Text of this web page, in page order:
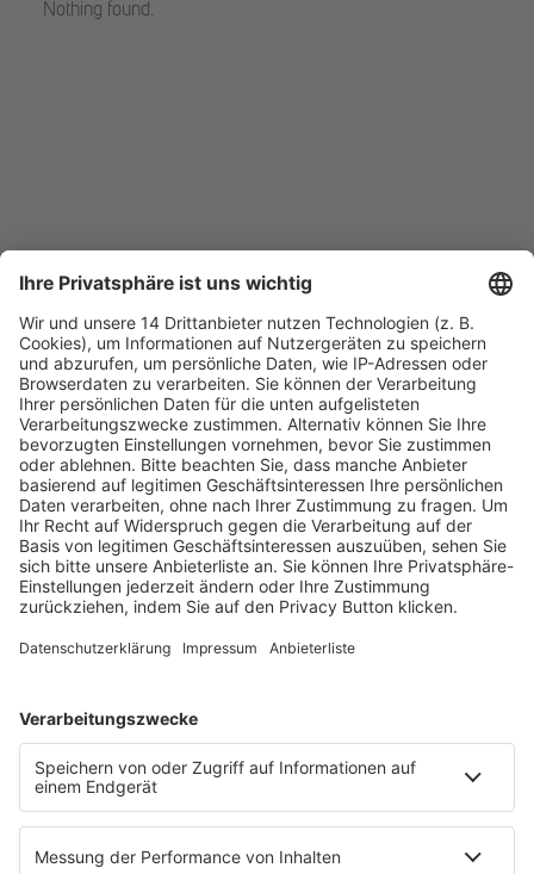
Nothing found.
Fachmedien Recht und Wirtschaft
Ein Fachbereich der
dfv Mediengruppe
Mainzer Landstr. 251
60326 Frankfurt am Main
E-Mail:info@ruw.de
Web:https://www.ruw.de
AGB
Datenschutzerklärung
Genderhinweis
Cookie-Einstellungen